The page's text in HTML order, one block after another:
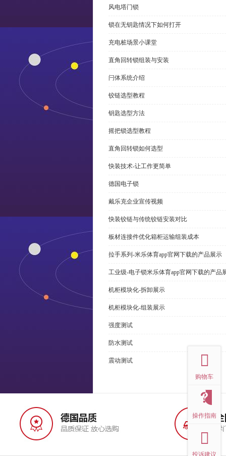
风电塔门锁
锁在无钥匙情况下如何打开
充电桩场景小课堂
直角回转锁组装与安装
闩体系统介绍
铰链选型教程
钥匙选型方法
摇把锁选型教程
直角回转锁如何选型
快装技术-让工作更简单
德国电子锁
戴乐克企业宣传视频
快装铰链与传统铰链安装对比
板材连接件优化箱柜运输组装成本
拉手系列-米乐体育app官网下载的产品展示
工业级-电子锁米乐体育app官网下载的产品
机柜模块化-拆卸展示
机柜模块化-组装展示
强度测试
防水测试
震动测试
购物车
操作指南
投诉建议